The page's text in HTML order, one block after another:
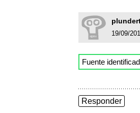
19/09/
Fuente
Responder